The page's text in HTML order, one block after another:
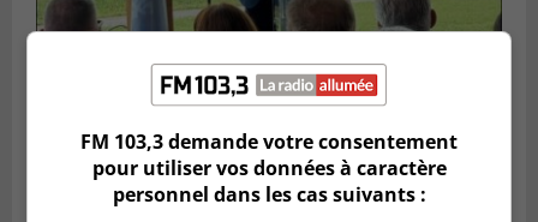
Publié le 14 juillet 2026 à 04h58
forte croissance
FM 103,3 demande votre consentement
pour utiliser vos données à caractère
personnel dans les cas suivants :